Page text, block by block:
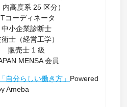
内高度系 25 区分）
コーディネータ
中小企業診断士
士（経営工学）
販売士 1 級
MENSA 会員
「自分らしい働き方」 Powered
Ameba